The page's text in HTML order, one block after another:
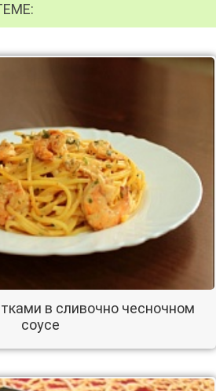
в сливочно чесночном
соусе